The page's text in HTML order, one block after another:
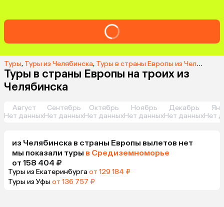
Туры, Туры из Челябинска, Туры в cтраны Европы из Челябинска
Туры в cтраны Европы на троих из
Челябинска
Август
Нет данных
Сентябрь
Нет данных
Октябрь
Нет данных
Ноябрь
Нет данных
Декабрь
Нет данныхНет
из Челябинска в cтраны Европы вылетов нет
мы показали туры в Средиземноморье
от 158 404 ₽
Туры из Екатеринбургаот 129 184 ₽
Туры из Уфыот 136 757 ₽